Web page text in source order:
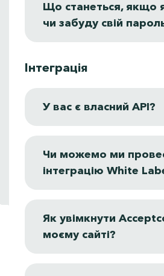
Що станеться, якщо
чи забуду свій
Інтеграція
У вас є власний API?
Чи можемо ми
інтеграцію White
Як увімкнути
моєму сайті?